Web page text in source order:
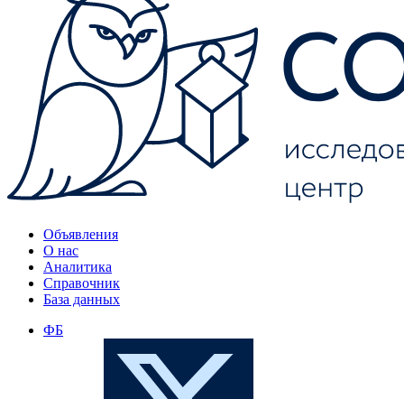
Объявления
О нас
Аналитика
Справочник
База данных
ФБ